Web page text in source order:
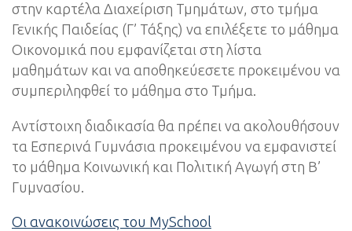
στην καρτέλα Διαχείριση Τμημάτων, στο τμήμα
Γενικής Παιδείας (Γ’ Τάξης) να επιλέξετε το μάθημα
Οικονομικά που εμφανίζεται στη λίστα
μαθημάτων και να αποθηκεύεσετε προκειμένου να
συμπεριληφθεί το μάθημα στο Τμήμα.
Αντίστοιχη διαδικασία θα πρέπει να ακολουθήσουν
τα Εσπερινά Γυμνάσια προκειμένου να εμφανιστεί
το μάθημα Κοινωνική και Πολιτική Αγωγή στη Β’
Γυμνασίου.
Οι ανακοινώσεις του MySchool